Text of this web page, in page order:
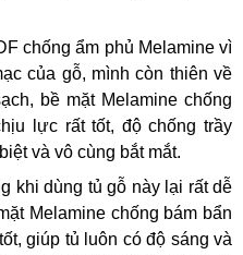
chống ẩm phủ Melamine vì
của gỗ, mình còn thiên về
bề mặt Melamine chống
lực rất tốt, độ chống trầy
và vô cùng bắt mắt.
khi dùng tủ gỗ này lại rất dễ
Melamine chống bám bẩn
giúp tủ luôn có độ sáng và